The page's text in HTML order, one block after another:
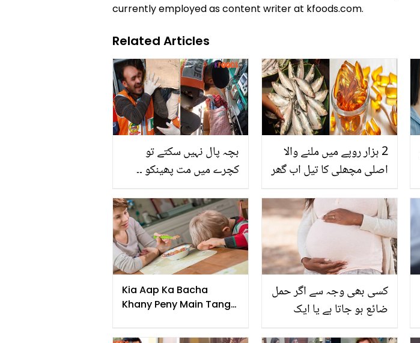
currently employed as content writer at kfoods.com.
Related Articles
بچہ پال نہیں سکتے تو
کچرے میں مت پھینکو ۔۔
جانے والا نومولود انتقال
کرگیا، اُٹھانے والا ریسکیو
اہلکار بھی رو پڑا
2 ہزار روپے میں ملنے والا
اصلی مچھلی کا تیل اب گھر
اس کو بنانے کا طریقہ
Kia Aap Ka Bacha
Khany Peny Main Tang
کسی بھی وجہ سے اگر حمل
ضائع ہو جاتا ہے یا ایک